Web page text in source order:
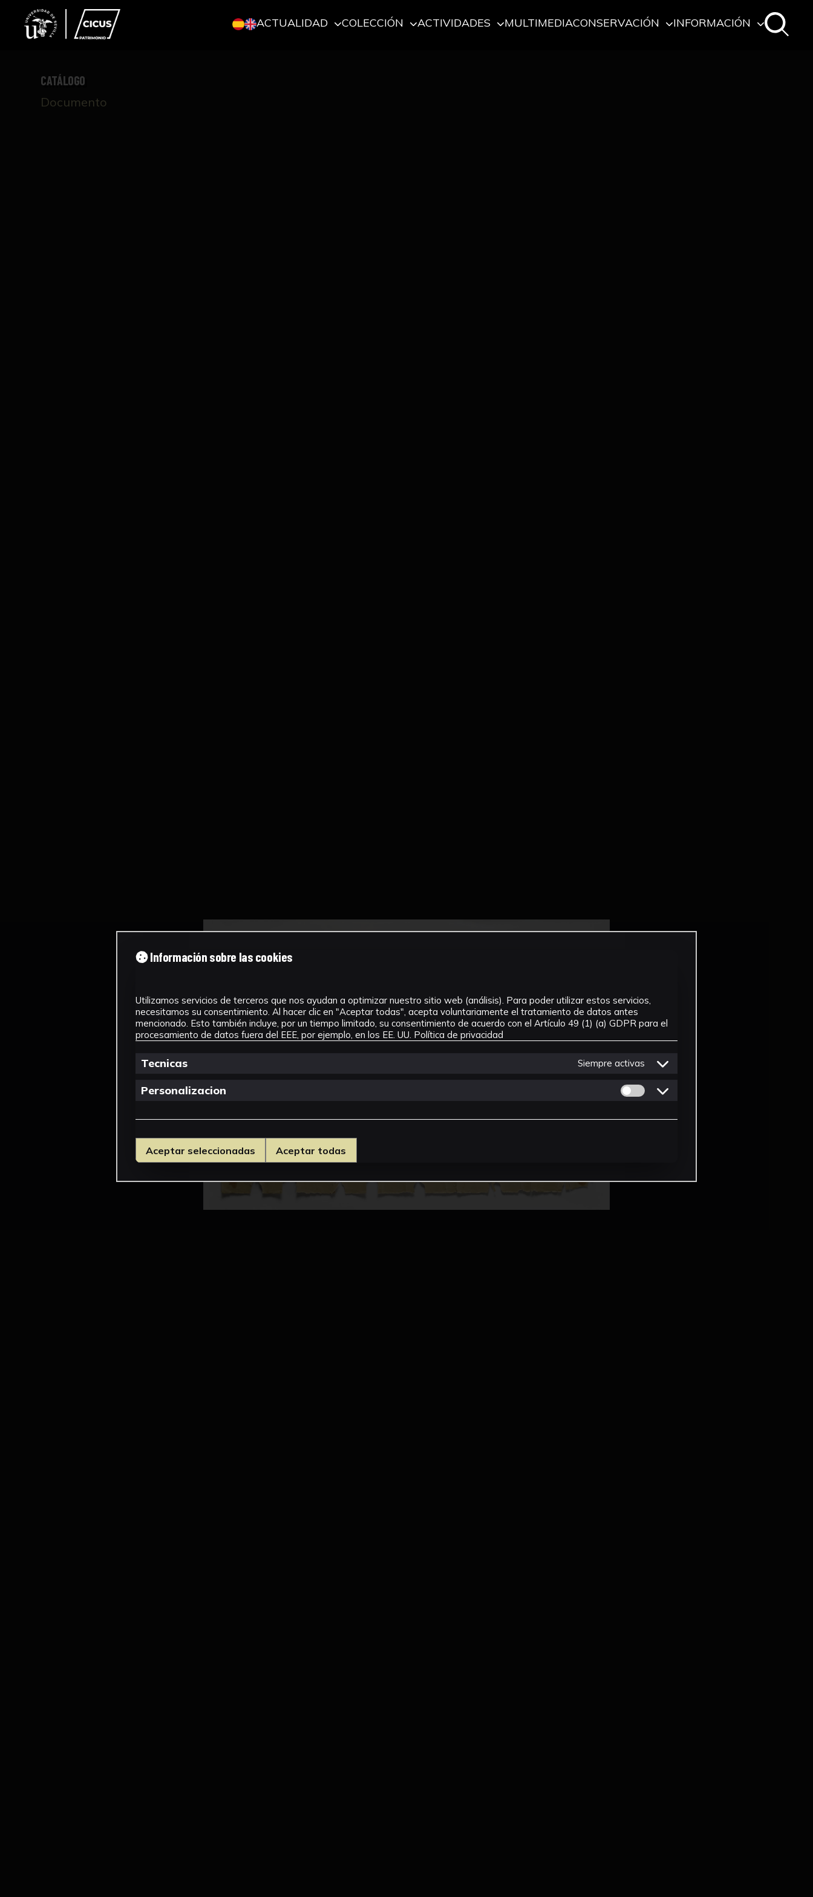
ACTUALIDAD COLECCIÓN ACTIVIDADES MULTIMEDIACONSERVACIÓN INFORMACIÓN
CATÁLOGO
Documento
Información sobre las cookies
Utilizamos servicios de terceros que nos ayudan a optimizar nuestro sitio web (análisis). Para poder utilizar estos servicios,
necesitamos su consentimiento. Al hacer clic en "Aceptar todas", acepta voluntariamente el tratamiento de datos antes
mencionado. Esto también incluye, por un tiempo limitado, su consentimiento de acuerdo con el Artículo 49 (1) (a) GDPR para el
procesamiento de datos fuera del EEE, por ejemplo, en los EE. UU. Política de privacidad
Tecnicas Siempre activas
Personalizacion Permitir cookies de Personalizacion
Aceptar seleccionadas Aceptar todas